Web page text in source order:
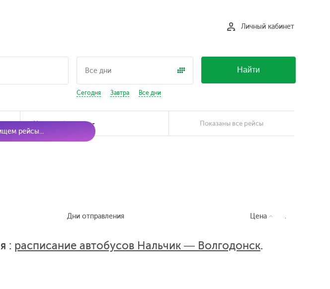
Личный кабинет
Сегодня Завтра Все дни
Найти
Наличие билетов Показаны все рейсы
рейсы...
Дни отправления Цена .
: расписание автобусов Нальчик — Волгодонск.